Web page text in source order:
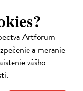
Artforum
a meranie
vášho